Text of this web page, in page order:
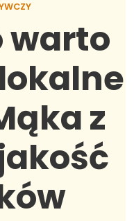
warto
z